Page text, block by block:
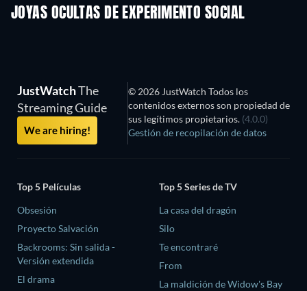
JOYAS OCULTAS DE EXPERIMENTO SOCIAL
TV TV
JustWatchThe
Streaming Guide
We are hiring!
© 2026 JustWatch Todos los
contenidos externos son propiedad de
sus legítimos propietarios. (4.0.0)
Gestión de recopilación de datos
Top 5 Películas
Obsesión
Proyecto Salvación
Backrooms: Sin salida -
Versión extendida
El drama
Top 5 Series de TV
La casa del dragón
Silo
Te encontraré
From
La maldición de Widow's Bay